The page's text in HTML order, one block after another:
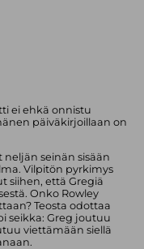
ei ehkä onnistu
päiväkirjoillaan on
seinän sisään
Vilpitön pyrkimys
siihen, että Gregiä
Onko Rowley
Teosta odottaa
seikka: Greg joutuu
viettämään siellä